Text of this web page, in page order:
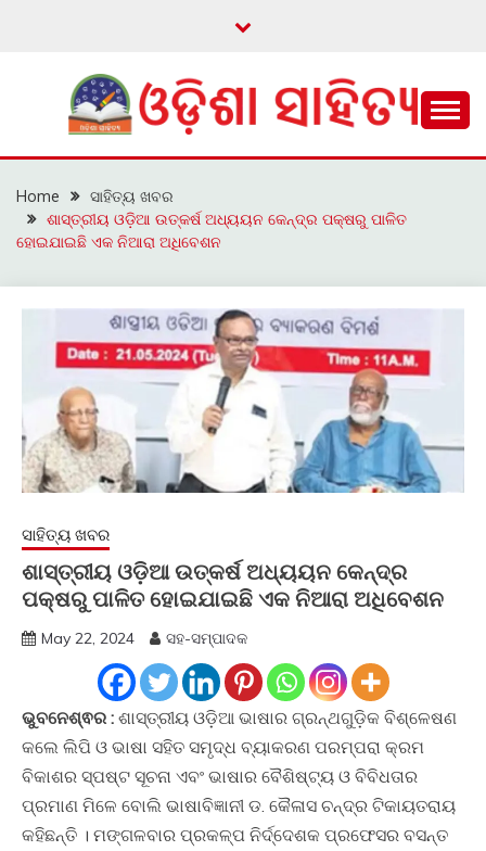
ଓଡ଼ିଶା ସାହିତ୍ୟ
Home
ସାହିତ୍ୟ ଖବର
ଶାସ୍ତ୍ରୀୟ ଓଡ଼ିଆ ଉତ୍କର୍ଷ ଅଧ୍ୟୟନ କେନ୍ଦ୍ର ପକ୍ଷରୁ ପାଳିତ
ହୋଇଯାଇଛି ଏକ ନିଆରା ଅଧିବେଶନ
ସାହିତ୍ୟ ଖବର
ଶାସ୍ତ୍ରୀୟ ଓଡ଼ିଆ ଉତ୍କର୍ଷ ଅଧ୍ୟୟନ କେନ୍ଦ୍ର
ପକ୍ଷରୁ ପାଳିତ ହୋଇଯାଇଛି ଏକ ନିଆରା ଅଧିବେଶନ
May 22, 2024 ସହ-ସମ୍ପାଦକ
ଭୁବନେଶ୍ଵର : ଶାସ୍ତ୍ରୀୟ ଓଡ଼ିଆ ଭାଷାର ଗ୍ରନ୍ଥଗୁଡ଼ିକ ବିଶ୍ଳେଷଣ
କଲେ ଲିପି ଓ ଭାଷା ସହିତ ସମୃଦ୍ଧ ବ୍ୟାକରଣ ପରମ୍ପରା କ୍ରମ
ବିକାଶର ସ୍ପଷ୍ଟ ସୂଚନା ଏବଂ ଭାଷାର ବୈଶିଷ୍ଟ୍ୟ ଓ ବିବିଧତାର
ପ୍ରମାଣ ମିଳେ ବୋଲି ଭାଷାବିଜ୍ଞାନୀ ଡ. କୈଳାସ ଚନ୍ଦ୍ର ଟିକାୟତରାୟ
କହିଛନ୍ତି । ମଙ୍ଗଳବାର ପ୍ରକଳ୍ପ ନିର୍ଦ୍ଦେଶକ ପ୍ରଫେସର ବସନ୍ତ